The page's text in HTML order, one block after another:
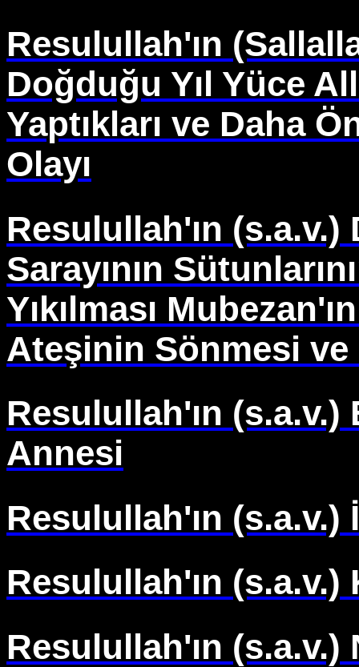
Resulullah'ın
Doğduğu Yıl Yüce
Yaptıkları ve Daha
Olayı
Resulullah'ın
Sarayının
Yıkılması
Ateşinin Sönmesi
Resulullah'ın
Annesi
Resulullah'ın (s.a.v.)
Resulullah'ın (s.a.v.)
Resulullah'ın